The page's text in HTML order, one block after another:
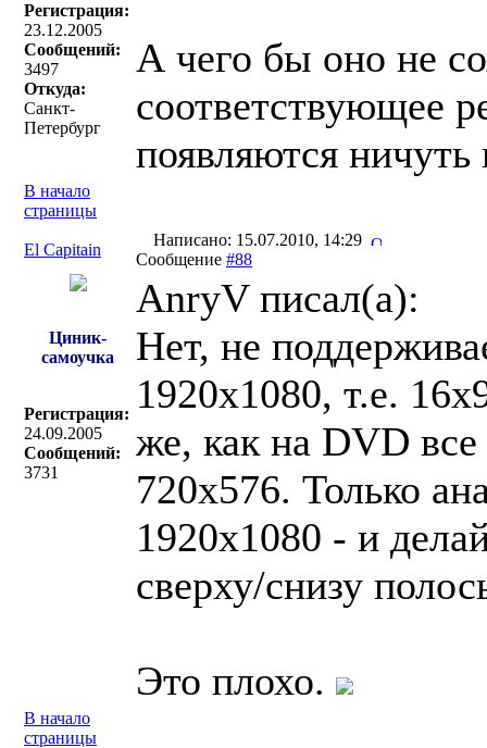
Регистрация:
23.12.2005
Сообщений:
3497
Откуда:
Санкт-
Петербург
А чего бы оно не
соответствующее
появляются
В начало
страницы
El Capitain
Написано: 15.07.2010, 14:29
Сообщение #88
Циник-
самоучка
Регистрация:
24.09.2005
Сообщений:
3731
AnryV писал(a):
Нет, не
1920х1080, т.е.
же, как на DVD
720х576. Только
1920х1080 - и
сверху/снизу
Это плохо.
В начало
страницы